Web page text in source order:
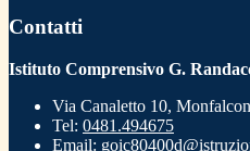
Contatti
Istituto Comprensivo G.
Via Canaletto 10,
Tel: 0481.494675
Email: